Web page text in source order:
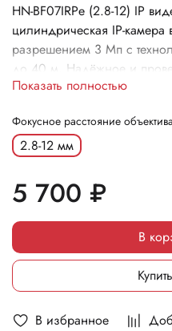
В избранное
Фокусное расстояние объектива
2.8-12 мм
HN-BF07IRPe (2.8-12) IP
цилиндрическая IP-
разрешением 3 Мп с
до 40 м. Надёжное и
круглосуточного
Показать полностью
5 700 ₽
В